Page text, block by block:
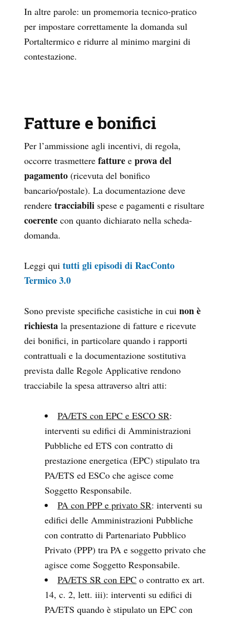
In altre parole: un promemoria tecnico-pratico
per impostare correttamente la domanda sul
Portaltermico e ridurre al minimo margini di
contestazione.
Fatture e bonifici
Per l’ammissione agli incentivi, di regola,
occorre trasmettere fatture e prova del
pagamento (ricevuta del bonifico
bancario/postale). La documentazione deve
rendere tracciabili spese e pagamenti e risultare
coerente con quanto dichiarato nella scheda-
domanda.
Leggi qui tutti gli episodi di RacConto
Termico 3.0
Sono previste specifiche casistiche in cui non è
richiesta la presentazione di fatture e ricevute
dei bonifici, in particolare quando i rapporti
contrattuali e la documentazione sostitutiva
prevista dalle Regole Applicative rendono
tracciabile la spesa attraverso altri atti:
PA/ETS con EPC e ESCO SR:
interventi su edifici di Amministrazioni
Pubbliche ed ETS con contratto di
prestazione energetica (EPC) stipulato tra
PA/ETS ed ESCo che agisce come
Soggetto Responsabile.
PA con PPP e privato SR: interventi su
edifici delle Amministrazioni Pubbliche
con contratto di Partenariato Pubblico
Privato (PPP) tra PA e soggetto privato che
agisce come Soggetto Responsabile.
PA/ETS SR con EPC o contratto ex art.
14, c. 2, lett. iii): interventi su edifici di
PA/ETS quando è stipulato un EPC con